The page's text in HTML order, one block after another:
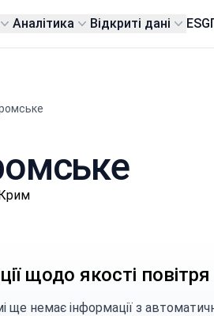
Аналітика Відкриті дані ESG
щодо якості повітря
ще немає інформації з